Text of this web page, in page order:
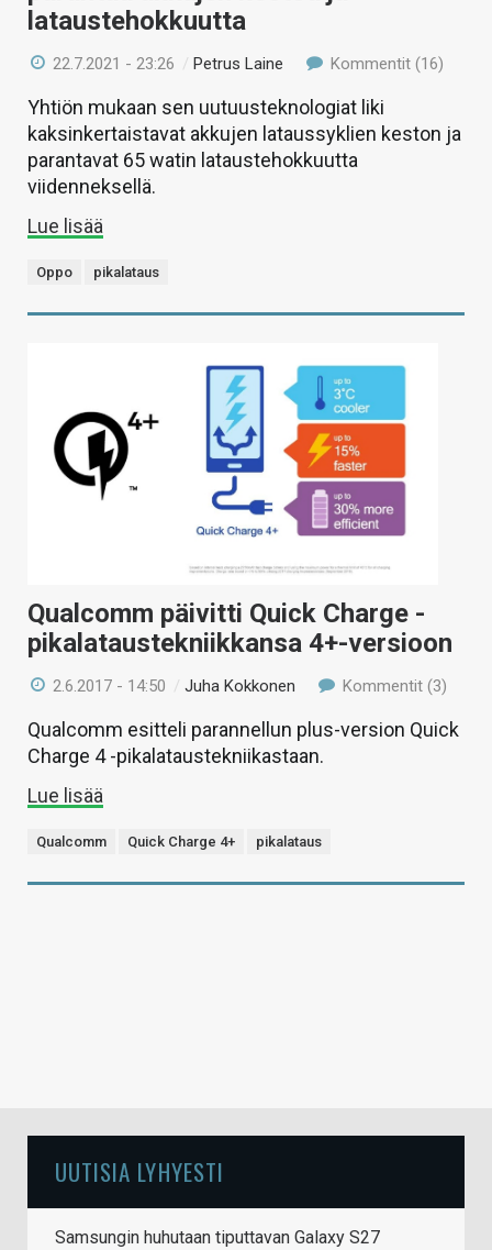
lataustehokkuutta
22.7.2021 - 23:26 /Petrus Laine Kommentit (16)
Yhtiön mukaan sen uutuusteknologiat liki
kaksinkertaistavat akkujen lataussyklien keston ja
parantavat 65 watin lataustehokkuutta
viidenneksellä.
Lue lisää
Oppo pikalataus
Qualcomm päivitti Quick Charge -
pikalataustekniikkansa 4+-versioon
2.6.2017 - 14:50 /Juha Kokkonen Kommentit (3)
Qualcomm esitteli parannellun plus-version Quick
Charge 4 -pikalataustekniikastaan.
Lue lisää
Qualcomm Quick Charge 4+ pikalataus
UUTISIA LYHYESTI
Samsungin huhutaan tiputtavan Galaxy S27